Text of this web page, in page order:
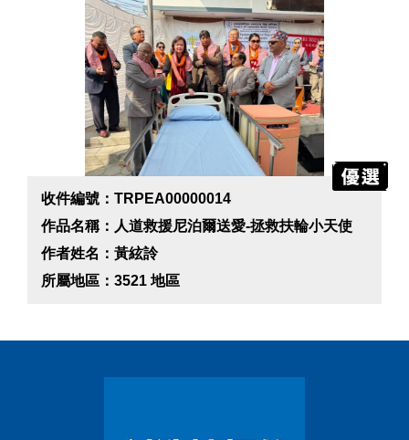
收件編號：TRPEA00000014
作品名稱：人道救援尼泊爾送愛-拯救扶輪小天使
作者姓名：黃絃詅
所屬地區：3521 地區